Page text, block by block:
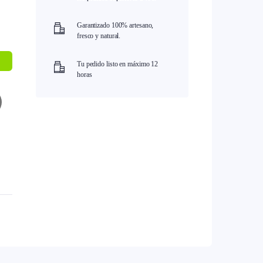
Garantizado 100% artesano,
fresco y natural.
Tu pedido listo en máximo 12
horas